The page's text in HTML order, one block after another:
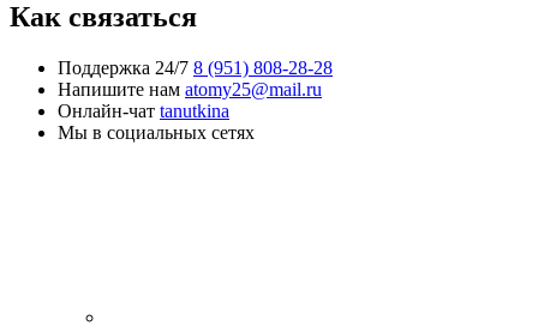
Как связаться
Поддержка 24/7 8 (951) 808-28-28
Напишите нам atomy25@mail.ru
Онлайн-чат tanutkina
Мы в социальных сетях